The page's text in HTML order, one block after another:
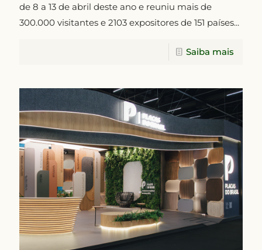
de 8 a 13 de abril deste ano e reuniu mais de
300.000 visitantes e 2103 expositores de 151 países...
Saiba mais